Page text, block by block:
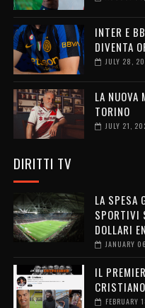
INTER E
DIVENTA
JULY 28,
LA
TORINO
JULY 21,
DIRITTI TV
LA SPESA
SPORTIVI
DOLLARI
JANUARY
IL
FEBRUARY